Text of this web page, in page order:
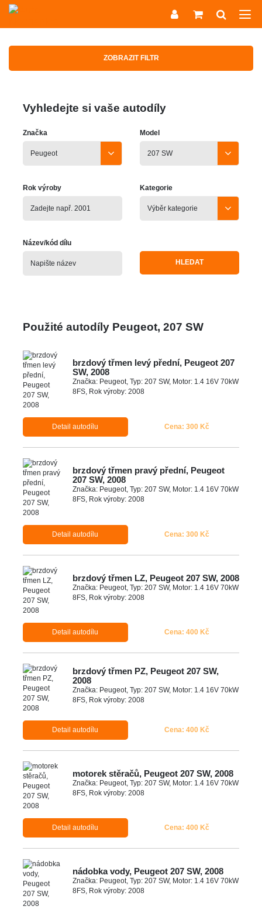
ZOBRAZIT FILTR
Vyhledejte si vaše autodíly
Značka Model
Rok výroby Kategorie
Název/kód dílu
HLEDAT
Použité autodíly Peugeot, 207 SW
brzdový třmen levý přední, Peugeot 207
SW, 2008
Značka: Peugeot, Typ: 207 SW, Motor: 1.4 16V 70kW
8FS, Rok výroby: 2008
Detail autodílu Cena: 300 Kč
brzdový třmen pravý přední, Peugeot
207 SW, 2008
Značka: Peugeot, Typ: 207 SW, Motor: 1.4 16V 70kW
8FS, Rok výroby: 2008
Detail autodílu Cena: 300 Kč
brzdový třmen LZ, Peugeot 207 SW, 2008
Značka: Peugeot, Typ: 207 SW, Motor: 1.4 16V 70kW
8FS, Rok výroby: 2008
Detail autodílu Cena: 400 Kč
brzdový třmen PZ, Peugeot 207 SW,
2008
Značka: Peugeot, Typ: 207 SW, Motor: 1.4 16V 70kW
8FS, Rok výroby: 2008
Detail autodílu Cena: 400 Kč
motorek stěračů, Peugeot 207 SW, 2008
Značka: Peugeot, Typ: 207 SW, Motor: 1.4 16V 70kW
8FS, Rok výroby: 2008
Detail autodílu Cena: 400 Kč
nádobka vody, Peugeot 207 SW, 2008
Značka: Peugeot, Typ: 207 SW, Motor: 1.4 16V 70kW
8FS, Rok výroby: 2008